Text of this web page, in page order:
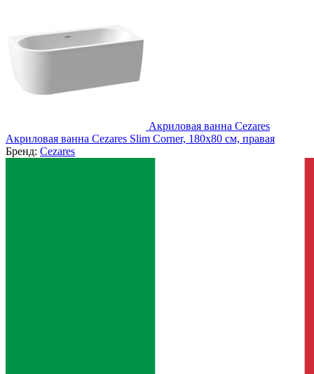
Акриловая ванна Cezares
Акриловая ванна Cezares Slim Corner, 180x80 см, правая
Бренд: Cezares